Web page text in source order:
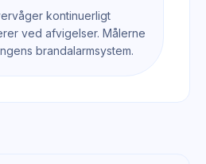
kontinuerligt
ved afvigelser. Målerne
brandalarmsystem.